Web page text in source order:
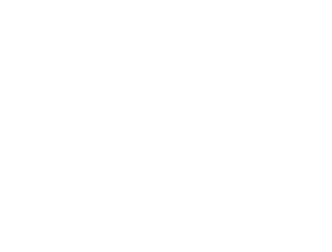
in, Busto: 104 cm / 41 in, Color: Negro, Talla: XL